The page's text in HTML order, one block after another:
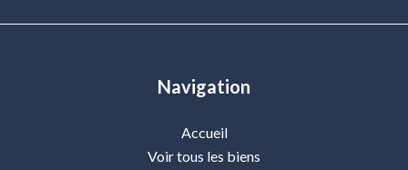
Navigation
Accueil
Voir tous les biens